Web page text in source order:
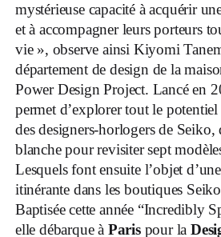
mystérieuse capacité à acquérir
et à accompagner leurs porteurs
vie », observe ainsi Kiyomi
département de design de la
Power Design Project. Lancé en
permet d’explorer tout le
des designers-horlogers de Seiko,
blanche pour revisiter sept
Lesquels font ensuite l’objet
itinérante dans les boutiques
Baptisée cette année “Incredibly
elle débarque à Parispour la